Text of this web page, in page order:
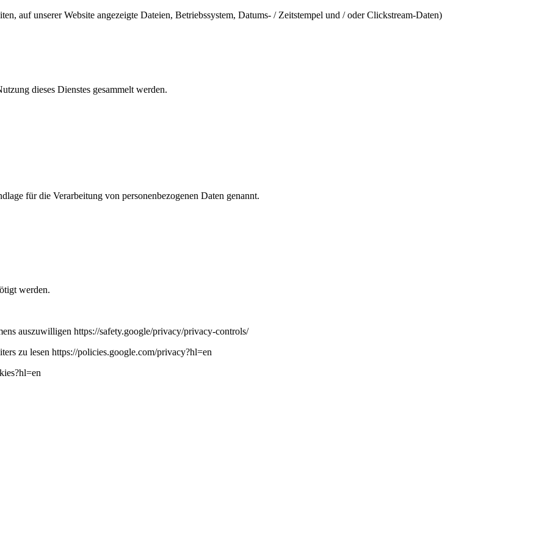
auf unserer Website angezeigte Dateien, Betriebssystem, Datums- / Zeitstempel und / oder Clickstream-Daten)
dieses Dienstes gesammelt werden.
für die Verarbeitung von personenbezogenen Daten genannt.
werden.
auszuwilligen https://safety.google/privacy/privacy-controls/
zu lesen https://policies.google.com/privacy?hl=en